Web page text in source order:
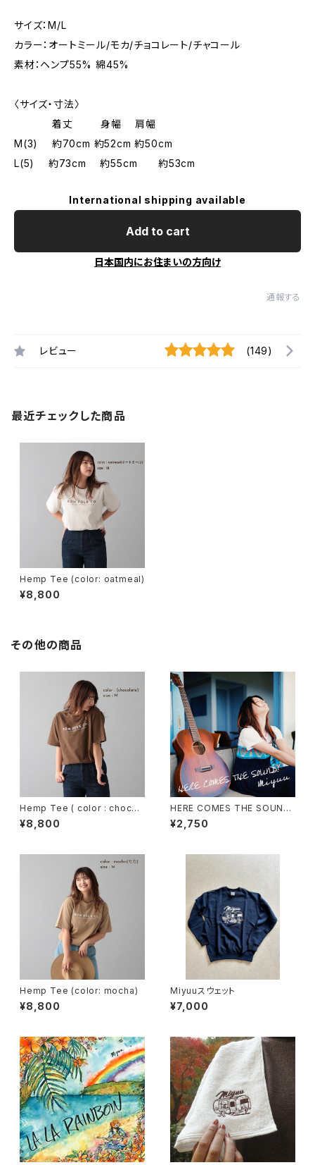
サイズ：M/L
カラー：オートミール/モカ/チョコレート/チャコール
素材：ヘンプ55% 綿45%
〈サイズ・寸法〉
着丈 身幅 肩幅
M(3) 約70cm 約52cm 約50cm
L(5) 約73cm 約55cm 約53cm
International shipping available
Add to cart
日本国内にお住まいの方向け
通報する
レビュー (149)
最近チェックした商品
Hemp Tee (color: oatmeal)
¥8,800
その他の商品
Hemp Tee ( color : chocol
ate )
¥8,800
HERE COMES THE SOUND!
（CD+DVD）
¥2,750
Hemp Tee (color: mocha)
¥8,800
Miyuuスウェット
¥7,000